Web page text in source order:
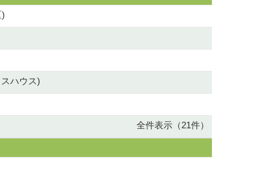
ハウス)
全件表示（21件）